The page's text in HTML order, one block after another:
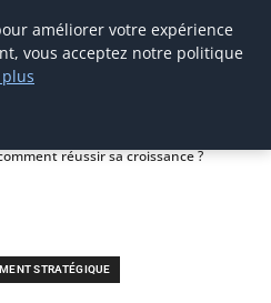
réussir sa croissance ?
STRATÉGIQUE
améliorer votre expérience
vous acceptez notre politique